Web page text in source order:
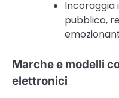
Incoraggia
pubblico,
Marche e modelli
elettronici